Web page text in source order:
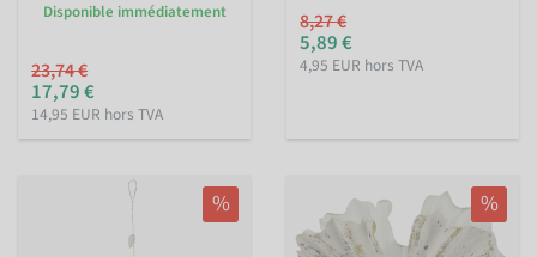
Disponible immédiatement
23,74 €
17,79 €
14,95 EUR hors TVA
8,27 €
5,89 €
4,95 EUR hors TVA
% %